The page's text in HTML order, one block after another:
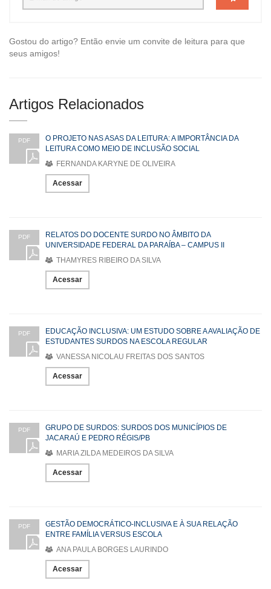
Gostou do artigo? Então envie um convite de leitura para que
seus amigos!
Artigos Relacionados
PDF
O PROJETO NAS ASAS DA LEITURA: A IMPORTÂNCIA DA
LEITURA COMO MEIO DE INCLUSÃO SOCIAL
FERNANDA KARYNE DE OLIVEIRA
Acessar
PDF
RELATOS DO DOCENTE SURDO NO ÂMBITO DA
UNIVERSIDADE FEDERAL DA PARAÍBA – CAMPUS II
THAMYRES RIBEIRO DA SILVA
Acessar
PDF
EDUCAÇÃO INCLUSIVA: UM ESTUDO SOBRE A AVALIAÇÃO DE
ESTUDANTES SURDOS NA ESCOLA REGULAR
VANESSA NICOLAU FREITAS DOS SANTOS
Acessar
PDF
GRUPO DE SURDOS: SURDOS DOS MUNICÍPIOS DE
JACARAÚ E PEDRO RÉGIS/PB
MARIA ZILDA MEDEIROS DA SILVA
Acessar
PDF
GESTÃO DEMOCRÁTICO-INCLUSIVA E À SUA RELAÇÃO
ENTRE FAMÍLIA VERSUS ESCOLA
ANA PAULA BORGES LAURINDO
Acessar